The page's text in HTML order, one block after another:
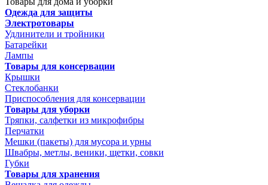
Одежда для защиты
Электротовары
Удлинители и тройники
Батарейки
Лампы
Товары для консервации
Крышки
Стеклобанки
Приспособления для консервации
Товары для уборки
Тряпки, салфетки из микрофибры
Перчатки
Мешки (пакеты) для мусора и урны
Швабры, метлы, веники, щетки, совки
Губки
Товары для хранения